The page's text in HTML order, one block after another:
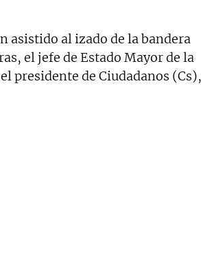
asistido al izado de la bandera
el jefe de Estado Mayor de la
presidente de Ciudadanos (Cs),